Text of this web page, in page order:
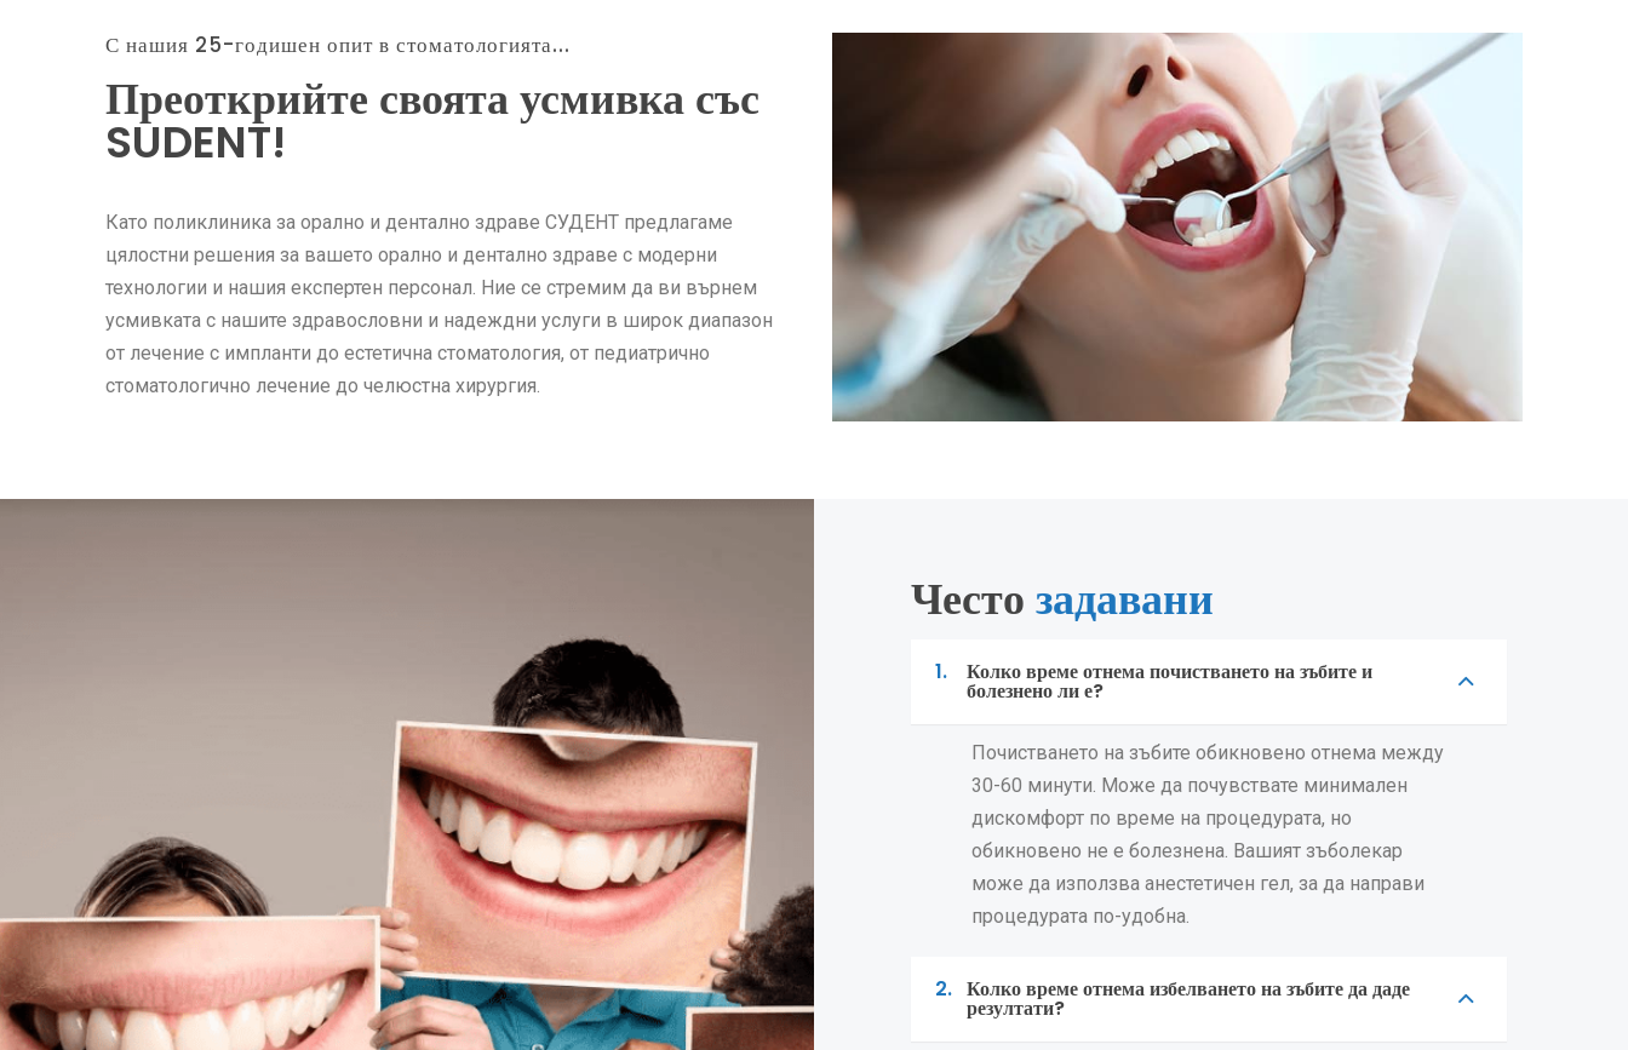
С нашия 25-годишен опит в стоматологията...
Преоткрийте своята усмивка със
SUDENT!
Като поликлиника за орално и дентално здраве СУДЕНТ предлагаме
цялостни решения за вашето орално и дентално здраве с модерни
технологии и нашия експертен персонал. Ние се стремим да ви върнем
усмивката с нашите здравословни и надеждни услуги в широк диапазон
от лечение с импланти до естетична стоматология, от педиатрично
стоматологично лечение до челюстна хирургия.
Честозадавани
1. Колко време отнема почистването на зъбите и
болезнено ли е?
Почистването на зъбите обикновено отнема между
30-60 минути. Може да почувствате минимален
дискомфорт по време на процедурата, но
обикновено не е болезнена. Вашият зъболекар
може да използва анестетичен гел, за да направи
процедурата по-удобна.
2. Колко време отнема избелването на зъбите да даде
резултати?